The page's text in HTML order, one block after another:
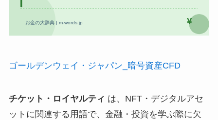
ゴールデンウェイ・ジャパン_暗号資産CFD
チケット・ロイヤルティ は、NFT・デジタルアセ
ットに関連する用語で、金融・投資を学ぶ際に欠